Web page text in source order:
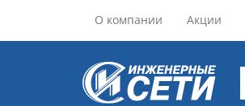
О компании Акции